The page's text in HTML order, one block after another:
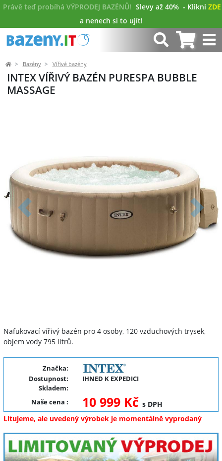
Právě teď probíhá VÝPRODEJ BAZÉNŮ! Slevy až 40% - Klikni ZDE
a nenech si to ujít!
Bazény Vířivé bazény
INTEX VÍŘIVÝ BAZÉN PURESPA BUBBLE
MASSAGE
Předchozí Další
Nafukovací vířivý bazén pro 4 osoby, 120 vzduchových trysek,
objem vody 795 litrů.
Značka:
Dostupnost:
IHNED K EXPEDICI
Skladem:
Naše cena : 10 999 Kč s DPH
Litujeme, ale uvedený výrobek je momentálně vyprodaný